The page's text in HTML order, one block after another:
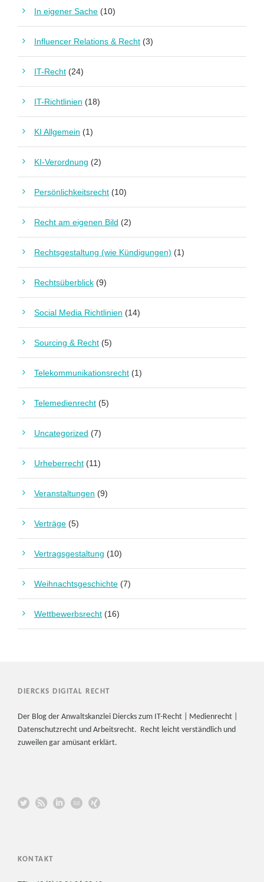
In eigener Sache (10)
Influencer Relations & Recht (3)
IT-Recht (24)
IT-Richtlinien (18)
KI Allgemein (1)
KI-Verordnung (2)
Persönlichkeitsrecht (10)
Recht am eigenen Bild (2)
Rechtsgestaltung (wie Kündigungen) (1)
Rechtsüberblick (9)
Social Media Richtlinien (14)
Sourcing & Recht (5)
Telekommunikationsrecht (1)
Telemedienrecht (5)
Uncategorized (7)
Urheberrecht (11)
Veranstaltungen (9)
Verträge (5)
Vertragsgestaltung (10)
Weihnachtsgeschichte (7)
Wettbewerbsrecht (16)
DIERCKS DIGITAL RECHT
Der Blog der Anwaltskanzlei Diercks zum IT-Recht | Medienrecht |
Datenschutzrecht und Arbeitsrecht. Recht leicht verständlich und
zuweilen gar amüsant erklärt.
KONTAKT